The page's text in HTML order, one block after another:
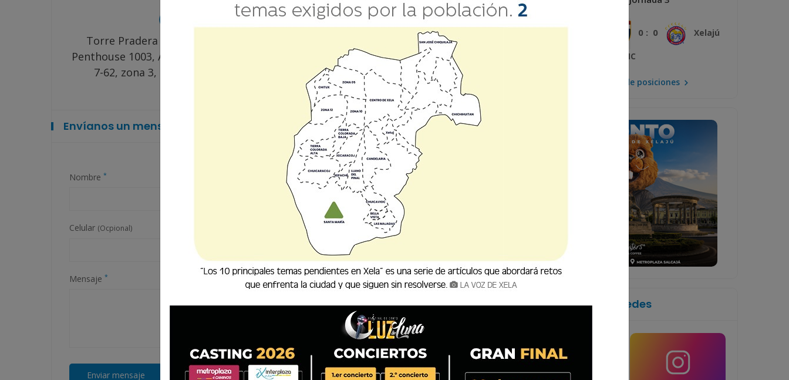
Torre Pradera Xela, décimo piso,
Penthouse 1003, Avenida Las Américas
7-62, zona 3, Quetzaltenango.
(+502) 49193319
Envíanos un mensaje
Nombre * Correo *
Celular (Ocpional)
Mensaje *
0 : 0 Xelajú
MC
Mira la tabla de posiciones
Síguenos en las redes